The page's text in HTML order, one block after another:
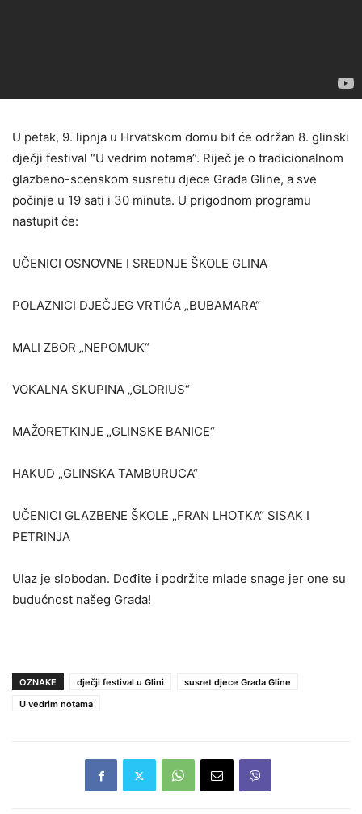
U petak, 9. lipnja u Hrvatskom domu bit će održan 8. glinski
dječji festival “U vedrim notama”. Riječ je o tradicionalnom
glazbeno-scenskom susretu djece Grada Gline, a sve
počinje u 19 sati i 30 minuta. U prigodnom programu
nastupit će:
UČENICI OSNOVNE I SREDNJE ŠKOLE GLINA
POLAZNICI DJEČJEG VRTIĆA „BUBAMARA“
MALI ZBOR „NEPOMUK“
VOKALNA SKUPINA „GLORIUS“
MAŽORETKINJE „GLINSKE BANICE“
HAKUD „GLINSKA TAMBURUCA“
UČENICI GLAZBENE ŠKOLE „FRAN LHOTKA“ SISAK I
PETRINJA
Ulaz je slobodan. Dođite i podržite mlade snage jer one su
budućnost našeg Grada!
OZNAKE dječji festival u Glini
susret djece Grada Gline
U vedrim notama